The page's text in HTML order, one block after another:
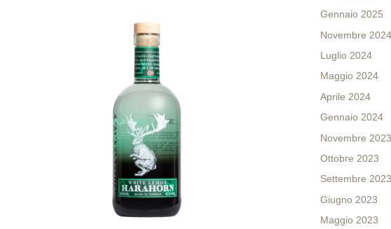
Gennaio 2025
Novembre 2024
Luglio 2024
Maggio 2024
Aprile 2024
Gennaio 2024
Novembre 2023
Ottobre 2023
Settembre 2023
Giugno 2023
Maggio 2023